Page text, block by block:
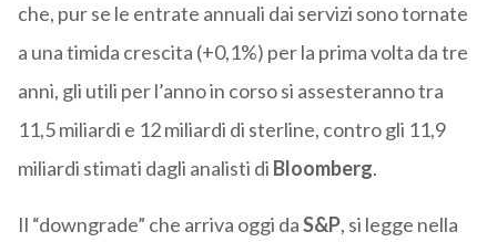
che, pur se le entrate annuali dai servizi sono tornate
a una timida crescita (+0,1%) per la prima volta da tre
anni, gli utili per l’anno in corso si assesteranno tra
11,5 miliardi e 12 miliardi di sterline, contro gli 11,9
miliardi stimati dagli analisti di Bloomberg.
Il “downgrade” che arriva oggi daS&P, si legge nella